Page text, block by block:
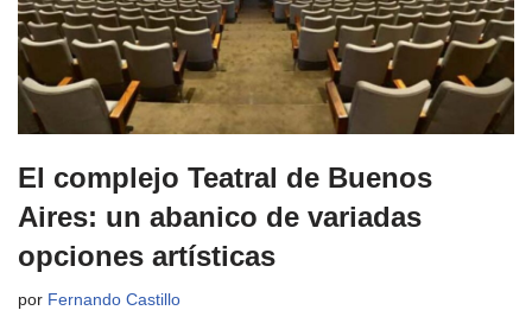
El complejo Teatral de Buenos
Aires: un abanico de variadas
opciones artísticas
por Fernando Castillo